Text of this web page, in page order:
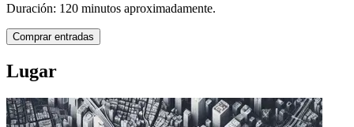
Duración: 120 minutos aproximadamente.
Comprar entradas
Lugar